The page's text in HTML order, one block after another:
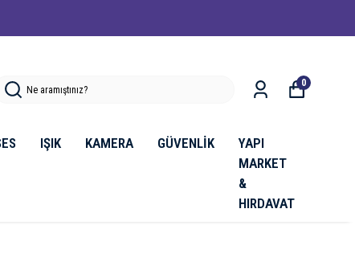
IŞIK KAMERA GÜVENLİK
YAPI
MARKET
&
HIRDAVAT
0